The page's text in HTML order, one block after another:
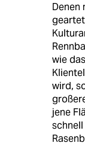
Denen
wie
wird,
jene